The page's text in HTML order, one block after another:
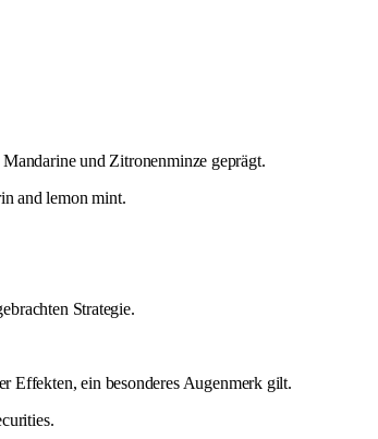
und Zitronenminze geprägt.
and lemon mint.
Strategie.
Effekten, ein besonderes Augenmerk gilt.